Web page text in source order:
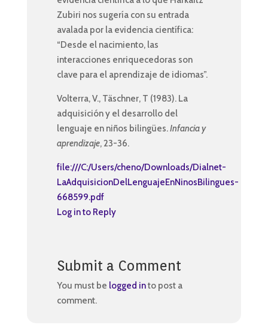
Zubiri nos sugería con su entrada
avalada por la evidencia científica:
“Desde el nacimiento, las
interacciones enriquecedoras son
clave para el aprendizaje de idiomas”.
Volterra, V., Täschner, T (1983). La
adquisición y el desarrollo del
lenguaje en niños bilingües.Infancia y
aprendizaje, 23-36.
file:///C:/Users/cheno/Downloads/Dialnet-
LaAdquisicionDelLenguajeEnNinosBilingues-
668599.pdf
Log in to Reply
Submit a Comment
You must be logged into post a
comment.